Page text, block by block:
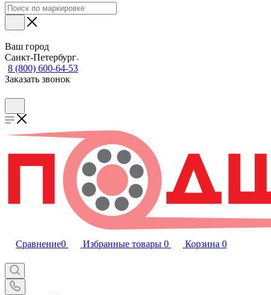
Ваш город
Санкт-Петербург
8 (800) 600-64-53
Заказать звонок
Сравнение0 Избранные товары 0 Корзина 0